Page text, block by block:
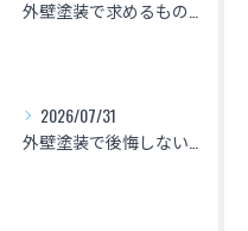
2026/07/31